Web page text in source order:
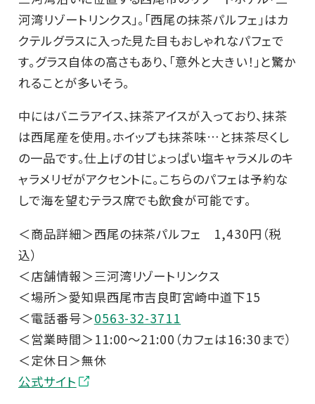
河湾リゾートリンクス」。「西尾の抹茶パルフェ」はカ
クテルグラスに入った見た目もおしゃれなパフェで
す。グラス自体の高さもあり、「意外と大きい！」と驚か
れることが多いそう。
中にはバニラアイス、抹茶アイスが入っており、抹茶
は西尾産を使用。ホイップも抹茶味…と抹茶尽くし
の一品です。仕上げの甘じょっぱい塩キャラメルのキ
ャラメリゼがアクセントに。こちらのパフェは予約な
しで海を望むテラス席でも飲食が可能です。
＜商品詳細＞西尾の抹茶パルフェ 1,430円（税
込）
＜店舗情報＞三河湾リゾートリンクス
＜場所＞愛知県西尾市吉良町宮崎中道下15
＜電話番号＞0563-32-3711
＜営業時間＞11:00～21:00（カフェは16:30まで）
＜定休日＞無休
公式サイト